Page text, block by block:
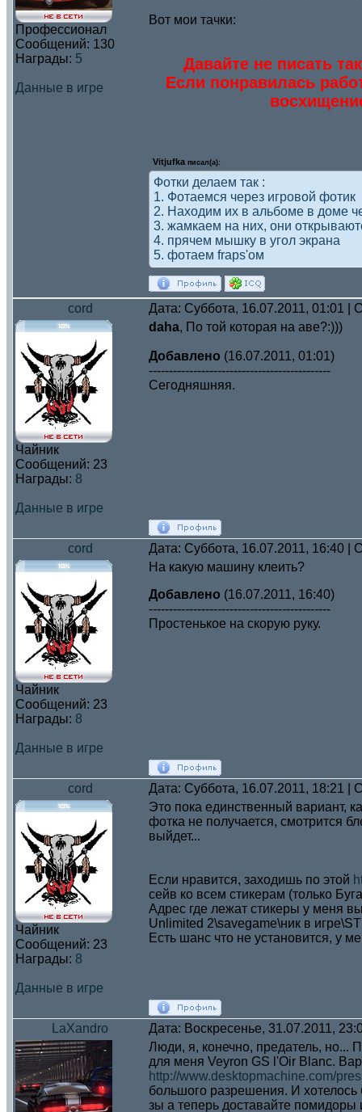
Профессионал
Сообщений: 130
Награды: 5
Данные в игре
Вот мои тачки:
Давайте не писать
Если понравилась
Vitjufka писал(а):
Фотки делаем так :
1. Фотаемся через игровой фотик
2. Находим их в альбоме в доме
3. жамкаем на них, они
4. прячем мышку в угол экрана
5. фотаем fraps'ом
cord Дата: Суббота, 16.07.2011, 01:01 |
Чайник
Сообщений: 23
Награды: 8
Данные в игре
daha, По той которая на аве?:)))
Добавлено (16.07.2011, 01:01)
---------------------------------------------
Сегодняшняя.
cord Дата: Суббота, 16.07.2011, 16:40 |
Чайник
Сообщений: 23
Награды: 8
Данные в игре
На какую машину клеить?
Добавлено (16.07.2011, 16:40)
---------------------------------------------
Простенькое на скорую руку.
cord Дата: Суббота, 16.07.2011, 18:21 |
Чайник
Сообщений: 23
Награды: 8
Данные в игре
Это пока единственный вариант,
фотка не получается, смотрится
выйдет...
Если нравится, заходишь по этой
сейв ко всем стикерам (только
Адрес где лежат стикеры у меня
Unlimited 2\savegame\ник в
Есть шанс что не установится, у
LaXandro Дата: Воскресенье, 31.07.2011,
Люди, я, конечно, предатель, но...
для меня Veyron GS l'Oir Blanc.
http://www.desktopmachine.com/
большого разрешения. И хотелось
зы а теперь доставайте помидоры